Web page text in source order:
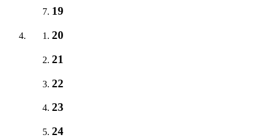
19
20
21
22
23
24